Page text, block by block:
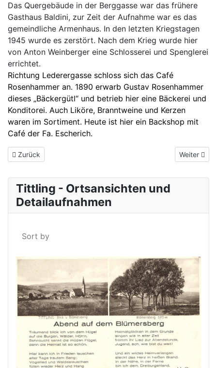
Das Quergebäude in der Berggasse war das frühere
Gasthaus Baldini, zur Zeit der Aufnahme war es das
gemeindliche Armenhaus. In den letzten Kriegstagen
1945 wurde es zerstört. Nach dem Krieg wurde hier
von Anton Weinberger eine Schlosserei und Spenglerei
errichtet.
Richtung Lederergasse schloss sich das Café
Rosenhammer an. 1890 erwarb Gustav Rosenhammer
dieses „Bäckergütl“ und betrieb hier eine Bäckerei und
Konditorei. Auch Liköre, Branntweine und Kerzen
waren im Sortiment. Heute ist hier ein Backshop mit
Café der Fa. Escherich.
Vorheriger Beitrag: Blick auf Tittling um etwa 1963
Zurück Nächster
Weiter
Tittling - Ortsansichten und
Detailaufnahmen
Sort by